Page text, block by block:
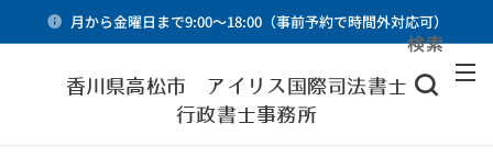
月から金曜日まで9:00～18:00（事前予約で時間外対応可）
香川県高松市 アイリス国際司法書士・
行政書士事務所
検索